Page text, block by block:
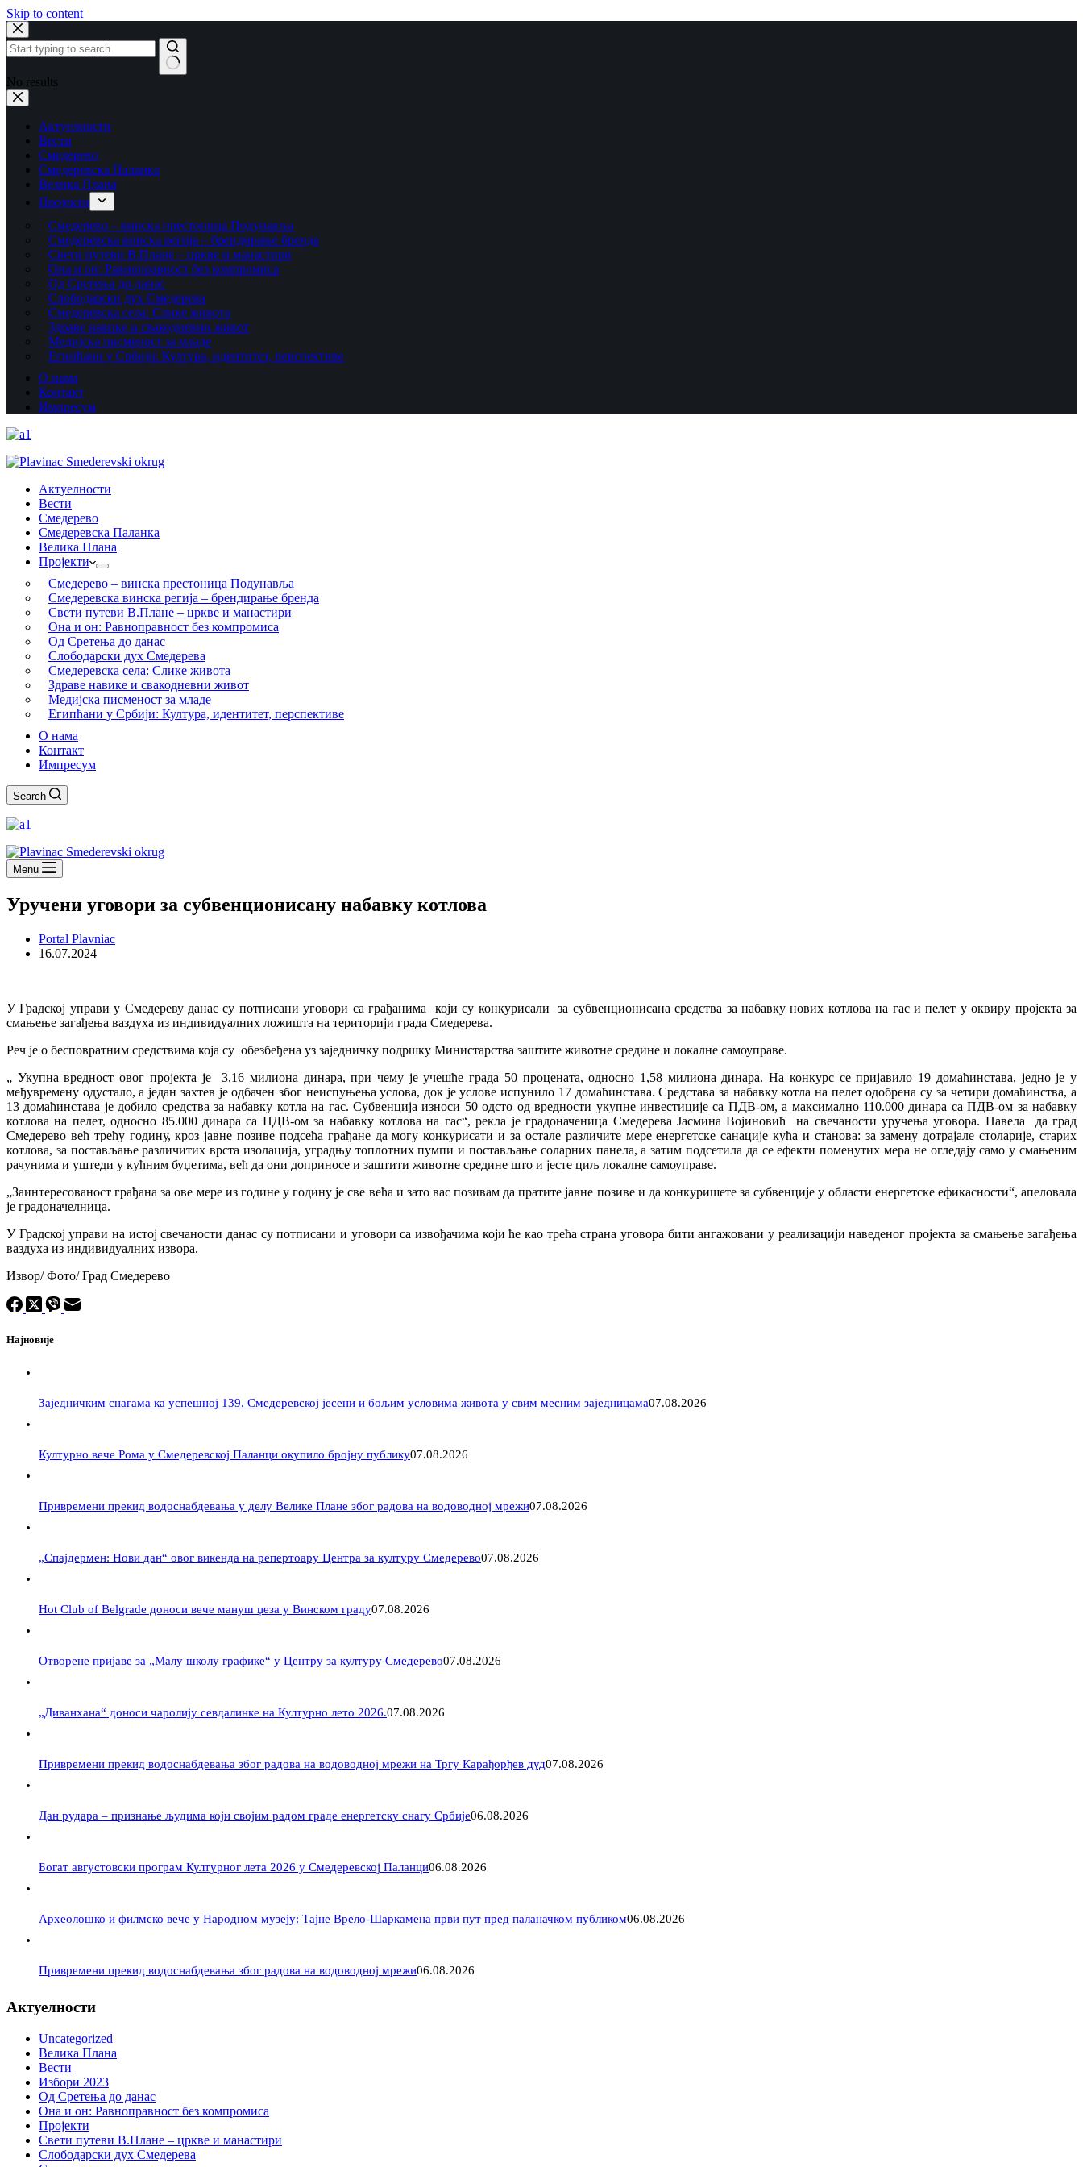
Skip to content
No results
Актуелности
Вести
Смедерево
Смедеревска Паланка
Велика Плана
Пројекти
Смедерево – винска престоница Подунавља
Смедеревска винска регија – брендирање бренда
Свети путеви В.Плане – цркве и манастири
Она и он: Равноправност без компромиса
Од Сретења до данас
Слободарски дух Смедерева
Смедеревска села: Слике живота
Здраве навике и свакодневни живот
Медијска писменост за младе
Египћани у Србији: Култура, идентитет, перспективе
О нама
Контакт
Импресум
Актуелности
Вести
Смедерево
Смедеревска Паланка
Велика Плана
Пројекти
Смедерево – винска престоница Подунавља
Смедеревска винска регија – брендирање бренда
Свети путеви В.Плане – цркве и манастири
Она и он: Равноправност без компромиса
Од Сретења до данас
Слободарски дух Смедерева
Смедеревска села: Слике живота
Здраве навике и свакодневни живот
Медијска писменост за младе
Египћани у Србији: Култура, идентитет, перспективе
О нама
Контакт
Импресум
Search
Menu
Уручени уговори за субвенционисану набавку котлова
Portal Plavniac
16.07.2024
У Градској управи у Смедереву данас су потписани уговори са грађанима који су конкурисали за субвенционисана средства за набавку нових котлова на гас и пелет у оквиру пројекта за
смањење загађења ваздуха из индивидуалних ложишта на територији града Смедерева.
Реч је о бесповратним средствима која су обезбеђена уз заједничку подршку Министарства заштите животне средине и локалне самоуправе.
„ Укупна вредност овог пројекта је 3,16 милиона динара, при чему је учешће града 50 процената, односно 1,58 милиона динара. На конкурс се пријавило 19 домаћинстава, једно је у
међувремену одустало, а један захтев је одбачен због неиспуњења услова, док је услове испунило 17 домаћинстава. Средстава за набавку котла на пелет одобрена су за четири домаћинства, а
13 домаћинстава је добило средства за набавку котла на гас. Субвенција износи 50 одсто од вредности укупне инвестиције са ПДВ-ом, а максимално 110.000 динара са ПДВ-ом за набавку
котлова на пелет, односно 85.000 динара са ПДВ-ом за набавку котлова на гас“, рекла је градоначеница Смедерева Јасмина Војиновић на свечаности уручења уговора. Навела да град
Смедерево већ трећу годину, кроз јавне позиве подсећа грађане да могу конкурисати и за остале различите мере енергетске санације кућа и станова: за замену дотрајале столарије, старих
котлова, за постављање различитих врста изолација, уградњу топлотних пумпи и постављање соларних панела, а затим подсетила да се ефекти поменутих мера не огледају само у смањеним
рачунима и уштеди у кућним буџетима, већ да они доприносе и заштити животне средине што и јесте циљ локалне самоуправе.
„Заинтересованост грађана за ове мере из године у годину је све већа и зато вас позивам да пратите јавне позиве и да конкуришете за субвенције у области енергетске ефикасности“, апеловала
је градоначелница.
У Градској управи на истој свечаности данас су потписани и уговори са извођачима који ће као трећа страна уговора бити ангажовани у реализацији наведеног пројекта за смањење загађења
ваздуха из индивидуалних извора.
Извор/ Фото/ Град Смедерево
Најновије
Заједничким снагама ка успешној 139. Смедеревској јесени и бољим условима живота у свим месним заједницама07.08.2026
Културно вече Рома у Смедеревској Паланци окупило бројну публику07.08.2026
Привремени прекид водоснабдевања у делу Велике Плане због радова на водоводној мрежи07.08.2026
„Спајдермен: Нови дан“ овог викенда на репертоару Центра за културу Смедерево07.08.2026
Hot Club of Belgrade доноси вече мануш џеза у Винском граду07.08.2026
Отворене пријаве за „Малу школу графике“ у Центру за културу Смедерево07.08.2026
„Диванхана“ доноси чаролију севдалинке на Културно лето 2026.07.08.2026
Привремени прекид водоснабдевања због радова на водоводној мрежи на Тргу Карађорђев дуд07.08.2026
Дан рудара – признање људима који својим радом граде енергетску снагу Србије06.08.2026
Богат августовски програм Културног лета 2026 у Смедеревској Паланци06.08.2026
Археолошко и филмско вече у Народном музеју: Тајне Врело-Шаркамена први пут пред паланачком публиком06.08.2026
Привремени прекид водоснабдевања због радова на водоводној мрежи06.08.2026
Актуелности
Uncategorized
Велика Плана
Вести
Избори 2023
Од Сретења до данас
Она и он: Равноправност без компромиса
Пројекти
Свети путеви В.Плане – цркве и манастири
Слободарски дух Смедерева